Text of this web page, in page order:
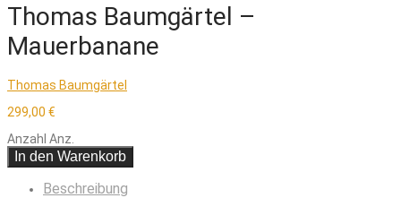
Thomas Baumgärtel –
Mauerbanane
Thomas Baumgärtel
299,00 €
Anzahl Anz.
In den Warenkorb
Beschreibung